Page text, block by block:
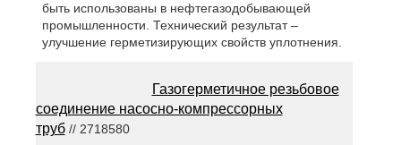
быть использованы в нефтегазодобывающей
промышленности. Технический результат –
улучшение герметизирующих свойств уплотнения.
Газогерметичное резьбовое
соединение насосно-компрессорных
труб// 2718580